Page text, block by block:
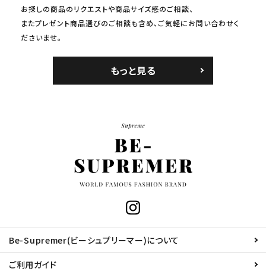
お探しの商品のリクエストや商品サイズ感のご相談、
またプレゼント商品選びのご相談も含め、ご気軽にお問い合わせく
ださいませ。
もっと見る
Be-Supremer(ビーシュプリーマー)について
ご利用ガイド